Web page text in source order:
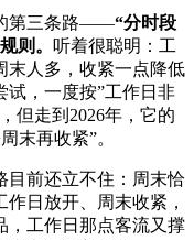
第三条路——“分时段
则。 听着很聪明：工
末人多，收紧一点降低
试，一度按”工作日非
但走到2026年，它的
末再收紧”。
目前还立不住：周末恰
日放开、周末收紧，
，工作日那点客流又撑